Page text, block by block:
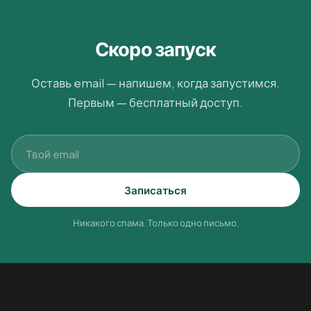
Скоро запуск
Оставь email — напишем, когда запустимся.
Первым — бесплатный доступ.
Записаться
Никакого спама. Только одно письмо.